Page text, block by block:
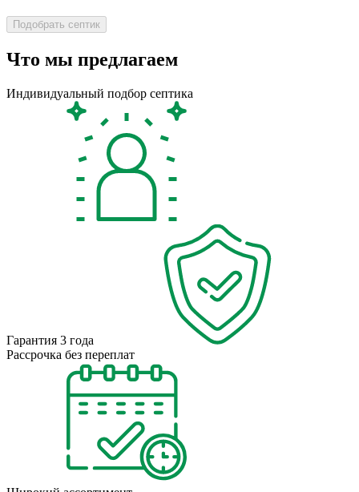
Что мы предлагаем
Индивидуальный подбор септика
Гарантия 3 года
Рассрочка без переплат